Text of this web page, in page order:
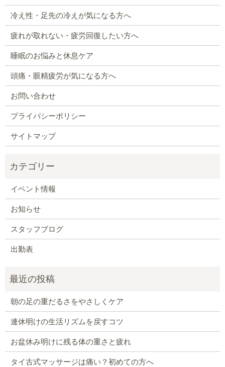
冷え性・足先の冷えが気になる方へ
疲れが取れない・疲労回復したい方へ
睡眠のお悩みと休息ケア
頭痛・眼精疲労が気になる方へ
お問い合わせ
プライバシーポリシー
サイトマップ
イベント情報
お知らせ
スタッフブログ
出勤表
朝の足の重だるさをやさしくケア
連休明けの生活リズムを戻すコツ
お盆休み明けに残る体の重さと疲れ
タイ古式マッサージは痛い？初めての方へ